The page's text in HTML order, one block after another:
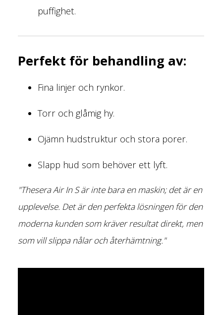
puffighet.
Perfekt för behandling av:
Fina linjer och rynkor.
Torr och glåmig hy.
Ojämn hudstruktur och stora porer.
Slapp hud som behöver ett lyft.
"Thesera Air In S är inte bara en maskin; det är en
upplevelse. Det är den perfekta lösningen för den
moderna kunden som kräver resultat direkt, men
som vill slippa nålar och återhämtning."